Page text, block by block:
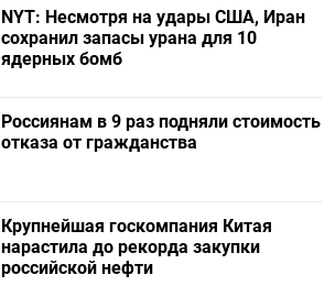
NYT: Несмотря на удары США, Иран
сохранил запасы урана для 10
ядерных бомб
Россиянам в 9 раз подняли стоимость
отказа от гражданства
Крупнейшая госкомпания Китая
нарастила до рекорда закупки
российской нефти